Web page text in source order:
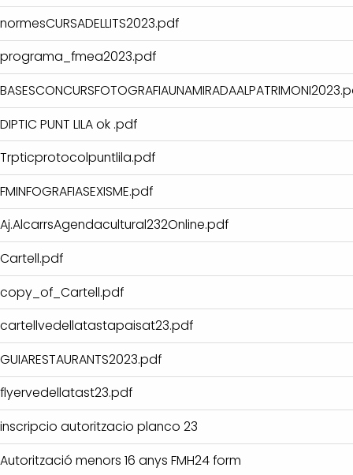
normesCURSADELLITS2023.pdf
programa_fmea2023.pdf
DIPTIC PUNT LILA ok .pdf
Trpticprotocolpuntlila.pdf
FMINFOGRAFIASEXISME.pdf
Aj.AlcarrsAgendacultural232Online.pdf
Cartell.pdf
copy_of_Cartell.pdf
cartellvedellatastapaisat23.pdf
GUIARESTAURANTS2023.pdf
flyervedellatast23.pdf
inscripcio autoritzacio planco 23
Autorització menors 16 anys FMH24 form